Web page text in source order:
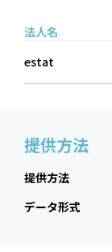
法人名
estat
提供方法
提供方法
データ形式